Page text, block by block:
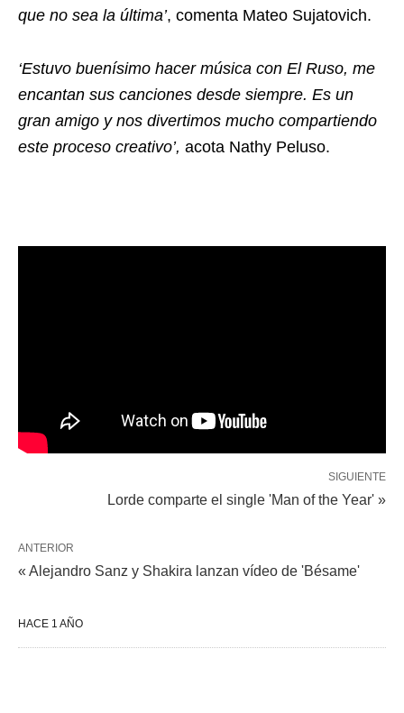
que no sea la última’, comenta Mateo Sujatovich.
‘Estuvo buenísimo hacer música con El Ruso, me
encantan sus canciones desde siempre. Es un
gran amigo y nos divertimos mucho compartiendo
este proceso creativo’, acota Nathy Peluso.
SIGUIENTE
Lorde comparte el single 'Man of the Year' »
ANTERIOR
« Alejandro Sanz y Shakira lanzan vídeo de 'Bésame'
HACE 1 AÑO